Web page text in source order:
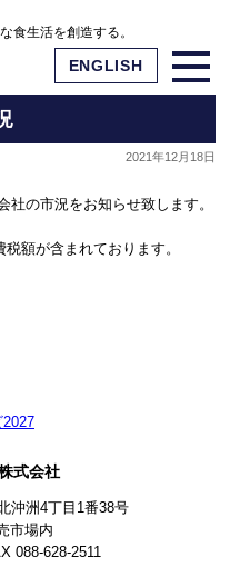
食生活を創造する。
ENGLISH
2021年12月18日
社の市況をお知らせ致します。
額が含まれております。
沖洲4丁目1番38号
市場内
088-628-2511